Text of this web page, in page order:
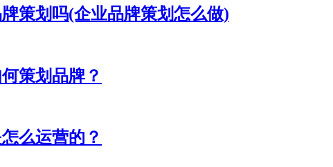
策划吗(企业品牌策划怎么做)
策划品牌？
么运营的？